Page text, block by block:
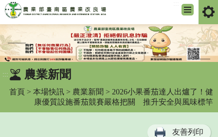
到
主
要
內
::: 農業新聞
首頁 > 本場快訊 > 農業新聞 > 2026小果番茄達人出爐了！健
康優質設施番茄競賽嚴格把關 推升安全與風味標竿
友善列印